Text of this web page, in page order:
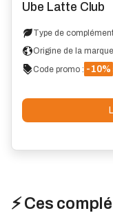
Ube Latte Club
Type de
Origine de la
Code promo : -10%
⚡ Ces